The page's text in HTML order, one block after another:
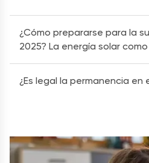
¿Cómo prepararse para la
2025? La energía solar
¿Es legal la permanencia